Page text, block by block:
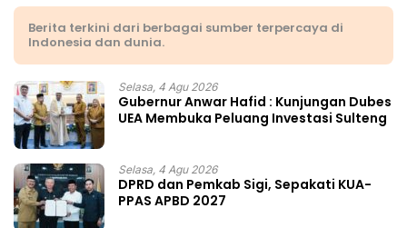
Berita terkini dari berbagai sumber terpercaya di
Indonesia dan dunia.
Selasa, 4 Agu 2026
Gubernur Anwar Hafid : Kunjungan Dubes
UEA Membuka Peluang Investasi Sulteng
Selasa, 4 Agu 2026
DPRD dan Pemkab Sigi, Sepakati KUA-
PPAS APBD 2027